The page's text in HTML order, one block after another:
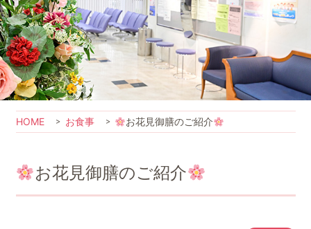
HOME お食事 お花見御膳のご紹介
お花見御膳のご紹介